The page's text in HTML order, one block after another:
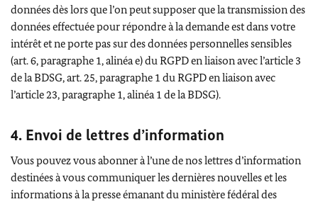
données dès lors que l’on peut supposer que la transmission des
données effectuée pour répondre à la demande est dans votre
intérêt et ne porte pas sur des données personnelles sensibles
(art. 6, paragraphe 1, alinéa e) du RGPD en liaison avec l’article 3
de la BDSG, art. 25, paragraphe 1 du RGPD en liaison avec
l’article 23, paragraphe 1, alinéa 1 de la BDSG).
4. Envoi de lettres d’information
Vous pouvez vous abonner à l’une de nos lettres d’information
destinées à vous communiquer les dernières nouvelles et les
informations à la presse émanant du ministère fédéral des